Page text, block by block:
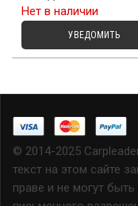
Нет в наличии
УВЕДОМИТЬ
© 2014-2025
текст на этом сайте
праве и не могут